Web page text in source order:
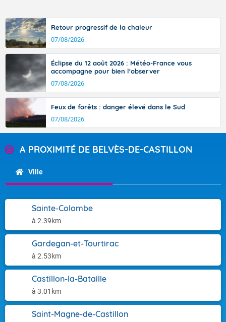
Retour progressif de la chaleur
07/08/2026
Éclipse du 12 août 2026 : Météo-France vous
accompagne pour bien l'observer
07/08/2026
Feux de forêts : danger élevé dans le Sud
07/08/2026
A PROXIMITÉ DE BELVÈS-DE-CASTILLON
Ville
Sainte-Colombe
à 2.39km
Gardegan-et-Tourtirac
à 2.53km
Castillon-la-Bataille
à 3.01km
Saint-Magne-de-Castillon